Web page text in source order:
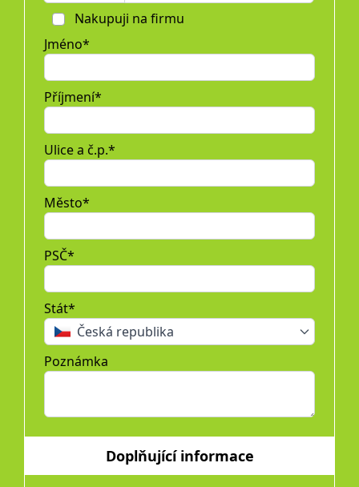
Nakupuji na firmu
Jméno*
Příjmení*
Ulice a č.p.*
Město*
PSČ*
Stát*
Česká republika
Poznámka
Doplňující informace